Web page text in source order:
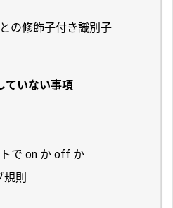
の修飾子付き識別子
ていない事項
で on か off か
則